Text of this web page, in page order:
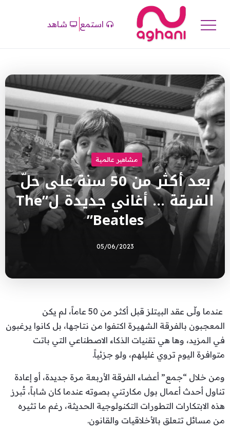
استمع شاهد
مشاهير عالمية
بعد أكثر من 50 سنة على حلّ
الفرقة … أغاني جديدة ل”The
Beatles”
05/06/2023
عندما ولّى عقد البيتلز قبل أكثر من 50 عاماً، لم يكن
المعجبون بالفرقة الشهيرة اكتفوا من نتاجها، بل كانوا يرغبون
في المزيد، وها هي تقنيات الذكاء الاصطناعي التي باتت
متوافرة اليوم تروي غليلهم، ولو جزئياً.
ومن خلال “جمع” أعضاء الفرقة الأربعة مرة جديدة، أو إعادة
تناول أحدث أعمال بول مكارتني بصوته عندما كان شاباً، تُبرز
هذه الابتكارات التطورات التكنولوجية الحديثة، رغم ما تثيره
من مسائل تتعلق بالأخلاقيات والقانون.